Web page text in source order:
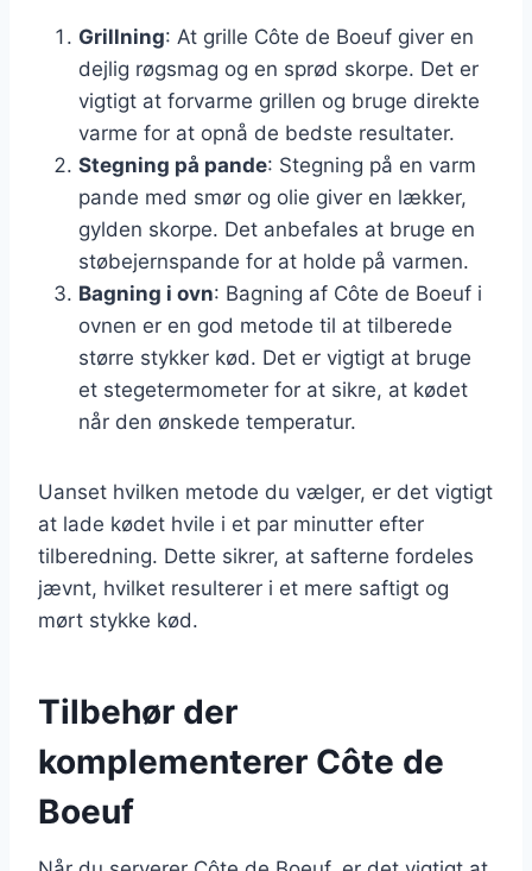
Grillning: At grille Côte de Boeuf giver en
dejlig røgsmag og en sprød skorpe. Det er
vigtigt at forvarme grillen og bruge direkte
varme for at opnå de bedste resultater.
Stegning på pande: Stegning på en varm
pande med smør og olie giver en lækker,
gylden skorpe. Det anbefales at bruge en
støbejernspande for at holde på varmen.
Bagning i ovn: Bagning af Côte de Boeuf i
ovnen er en god metode til at tilberede
større stykker kød. Det er vigtigt at bruge
et stegetermometer for at sikre, at kødet
når den ønskede temperatur.
Uanset hvilken metode du vælger, er det vigtigt
at lade kødet hvile i et par minutter efter
tilberedning. Dette sikrer, at safterne fordeles
jævnt, hvilket resulterer i et mere saftigt og
mørt stykke kød.
Tilbehør der
komplementerer Côte de
Boeuf